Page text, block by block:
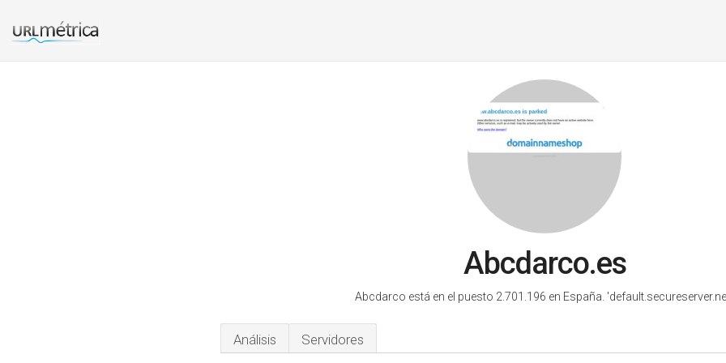
Abcdarco.es
Abcdarco está en el puesto 2.701.196 en España.
Análisis Servidores